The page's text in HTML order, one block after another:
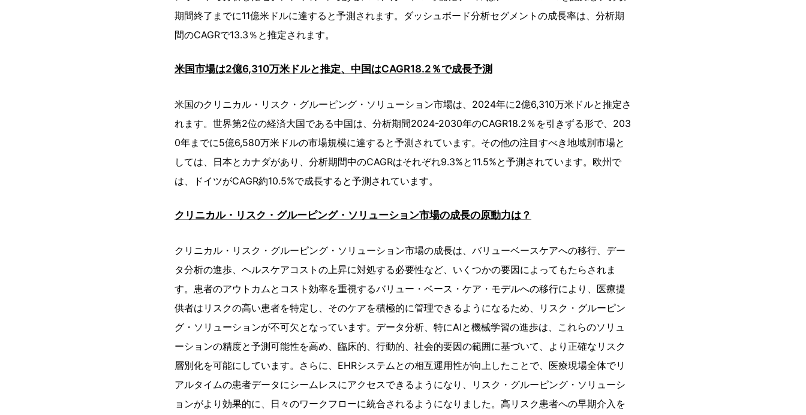
期間終了までに11億米ドルに達すると予測されます。ダッシュボード分析セグメントの成長率は、分析期
間のCAGRで13.3％と推定されます。
米国市場は2億6,310万米ドルと推定、中国はCAGR18.2％で成長予測
米国のクリニカル・リスク・グルーピング・ソリューション市場は、2024年に2億6,310万米ドルと推定さ
れます。世界第2位の経済大国である中国は、分析期間2024-2030年のCAGR18.2％を引きずる形で、203
0年までに5億6,580万米ドルの市場規模に達すると予測されています。その他の注目すべき地域別市場と
しては、日本とカナダがあり、分析期間中のCAGRはそれぞれ9.3%と11.5%と予測されています。欧州で
は、ドイツがCAGR約10.5%で成長すると予測されています。
クリニカル・リスク・グルーピング・ソリューション市場の成長の原動力は？
クリニカル・リスク・グルーピング・ソリューション市場の成長は、バリューベースケアへの移行、デー
タ分析の進歩、ヘルスケアコストの上昇に対処する必要性など、いくつかの要因によってもたらされま
す。患者のアウトカムとコスト効率を重視するバリュー・ベース・ケア・モデルへの移行により、医療提
供者はリスクの高い患者を特定し、そのケアを積極的に管理できるようになるため、リスク・グルーピン
グ・ソリューションが不可欠となっています。データ分析、特にAIと機械学習の進歩は、これらのソリュ
ーションの精度と予測可能性を高め、臨床的、行動的、社会的要因の範囲に基づいて、より正確なリスク
層別化を可能にしています。さらに、EHRシステムとの相互運用性が向上したことで、医療現場全体でリ
アルタイムの患者データにシームレスにアクセスできるようになり、リスク・グルーピング・ソリューシ
ョンがより効果的に、日々のワークフローに統合されるようになりました。高リスク患者への早期介入を